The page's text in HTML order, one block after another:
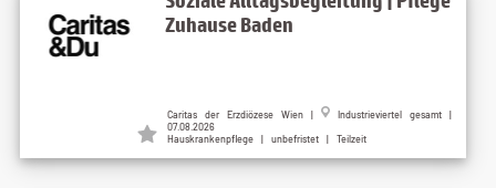
Zuhause Baden
Caritas der Erzdiözese Wien |
Industrieviertel gesamt |
07.08.2026
Hauskrankenpflege | unbefristet | Teilzeit